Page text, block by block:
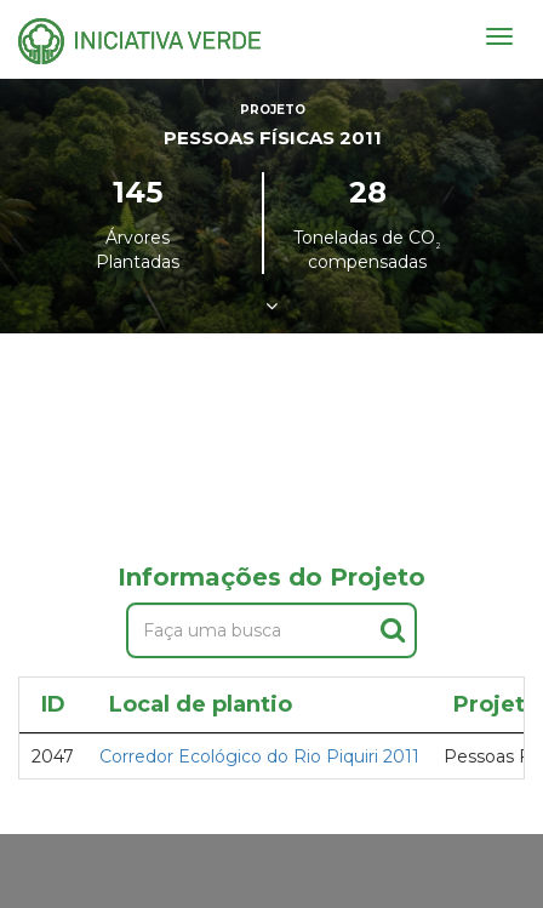
PROJETO
PESSOAS FÍSICAS 2011
145
Árvores
Plantadas
28
Toneladas de CO²
compensadas
Informações do Projeto
ID Local de plantio Projeto
2047 Corredor Ecológico do Rio Piquiri 2011 Pessoas